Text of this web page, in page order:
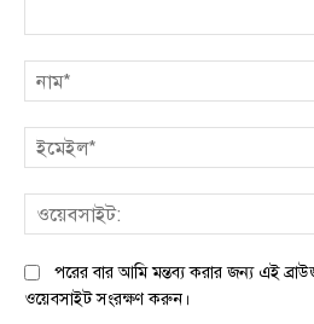
পরের বার আমি মন্তব্য করার জন্য এই
ওয়েবসাইট সংরক্ষণ করুন।